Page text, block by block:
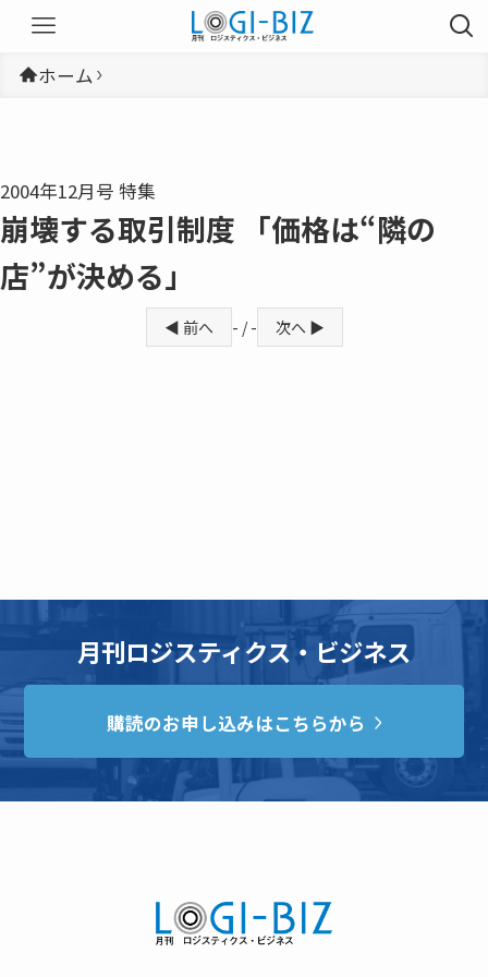
ホーム
2004年12月号 特集
崩壊する取引制度 「価格は“隣の
店”が決める」
◀ 前へ - / - 次へ ▶
月刊ロジスティクス・ビジネス
購読のお申し込みはこちらから